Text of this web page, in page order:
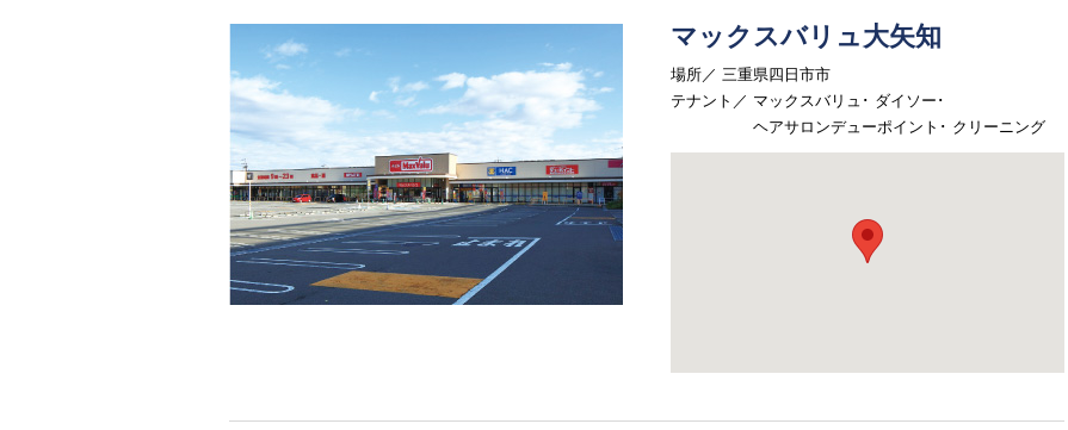
マックスバリュ大矢知
場所
三重県四日市市
テナント
マックスバリュ
ダイソー
ヘアサロンデューポイント
クリーニング